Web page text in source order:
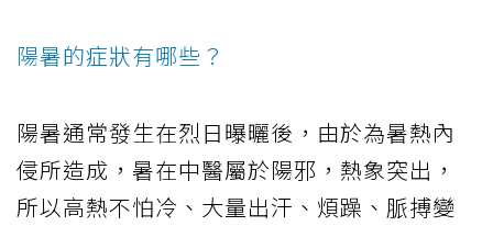
陽暑的症狀有哪些？
陽暑通常發生在烈日曝曬後，由於為暑熱內
侵所造成，暑在中醫屬於陽邪，熱象突出，
所以高熱不怕冷、大量出汗、煩躁、脈搏變